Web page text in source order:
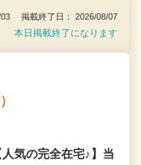
03 掲載終了日： 2026/08/07
本日掲載終了になります
気の完全在宅♪】当